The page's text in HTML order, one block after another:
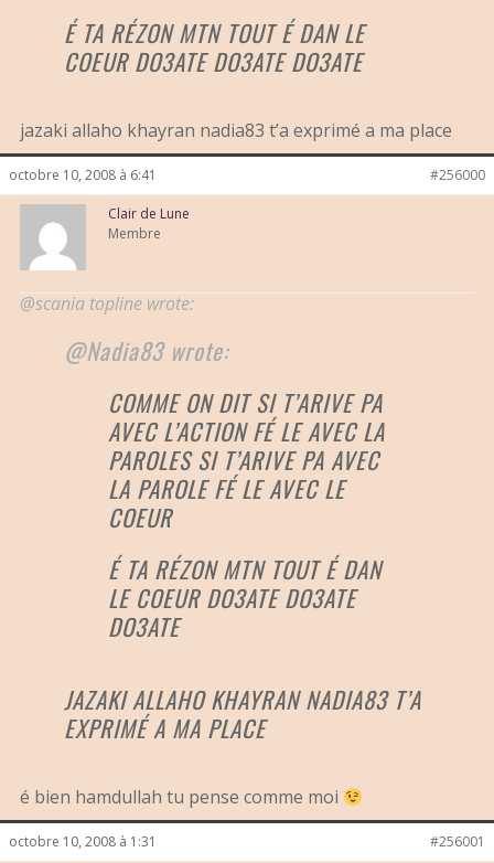
É TA RÉZON MTN TOUT É DAN LE
COEUR DO3ATE DO3ATE DO3ATE
jazaki allaho khayran nadia83 t’a exprimé a ma place
octobre 10, 2008 à 6:41 #256000
Clair de Lune
Membre
@scania topline wrote:
@Nadia83 wrote:
COMME ON DIT SI T’ARIVE PA
AVEC L’ACTION FÉ LE AVEC LA
PAROLES SI T’ARIVE PA AVEC
LA PAROLE FÉ LE AVEC LE
COEUR
É TA RÉZON MTN TOUT É DAN
LE COEUR DO3ATE DO3ATE
DO3ATE
JAZAKI ALLAHO KHAYRAN NADIA83 T’A
EXPRIMÉ A MA PLACE
é bien hamdullah tu pense comme moi
octobre 10, 2008 à 1:31 #256001